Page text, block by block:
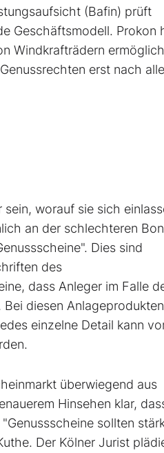
(Bafin) prüft
Geschäftsmodell. Prokon
Windkrafträdern
erst nach
worauf sie sich
an der schlechteren
Dies sind
des
dass Anleger im Falle
diesen
einzelne Detail kann
überwiegend aus
Hinsehen klar,
sollten
Der Kölner Jurist